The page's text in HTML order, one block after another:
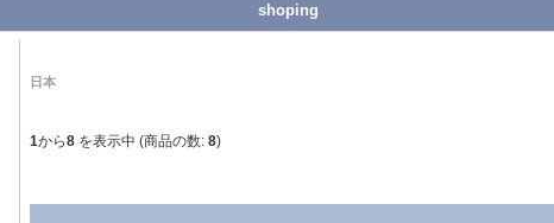
shoping
日本
1から8 を表示中 (商品の数: 8)